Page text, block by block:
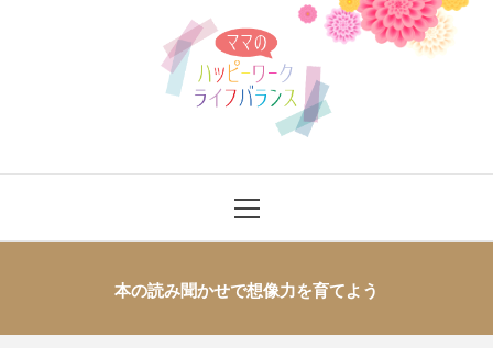
ママのハッ
ピーワーク
ライフバラ
Menu
本の読み聞かせで想像力を育てよう